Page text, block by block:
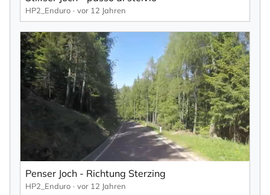
HP2_Enduro vor 12 Jahren
Penser Joch - Richtung Sterzing
HP2_Enduro vor 12 Jahren
Mit der Eintragung für den Newsletter bestätigen Sie die Verarbeitung
Newsletter abonnieren